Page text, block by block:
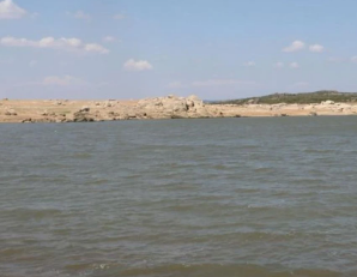
Oyun
Ramazan
Resmi İlanlar
Rüya Tabirleri